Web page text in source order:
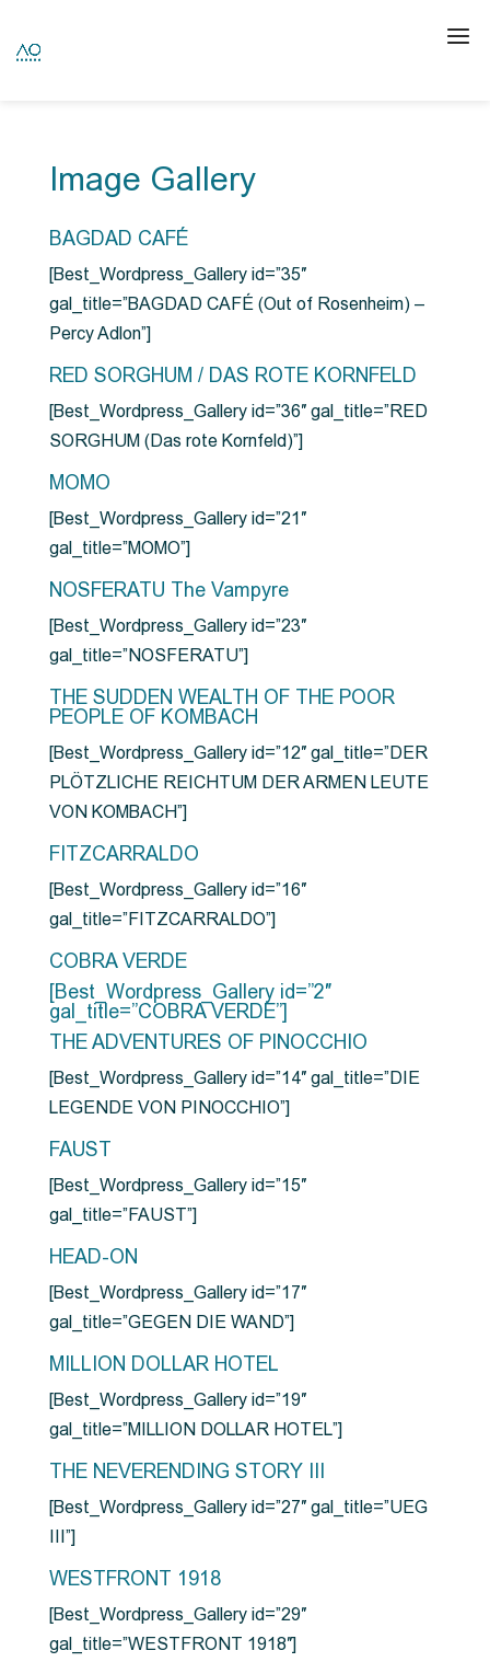
Image Gallery
BAGDAD CAFÉ
[Best_Wordpress_Gallery id=”35″
gal_title=”BAGDAD CAFÉ (Out of Rosenheim) –
Percy Adlon”]
RED SORGHUM / DAS ROTE KORNFELD
[Best_Wordpress_Gallery id=”36″ gal_title=”RED
SORGHUM (Das rote Kornfeld)”]
MOMO
[Best_Wordpress_Gallery id=”21″
gal_title=”MOMO”]
NOSFERATU The Vampyre
[Best_Wordpress_Gallery id=”23″
gal_title=”NOSFERATU”]
THE SUDDEN WEALTH OF THE POOR
PEOPLE OF KOMBACH
[Best_Wordpress_Gallery id=”12″ gal_title=”DER
PLÖTZLICHE REICHTUM DER ARMEN LEUTE
VON KOMBACH”]
FITZCARRALDO
[Best_Wordpress_Gallery id=”16″
gal_title=”FITZCARRALDO”]
COBRA VERDE
[Best_Wordpress_Gallery id=”2″
gal_title=”COBRA VERDE”]
THE ADVENTURES OF PINOCCHIO
[Best_Wordpress_Gallery id=”14″ gal_title=”DIE
LEGENDE VON PINOCCHIO”]
FAUST
[Best_Wordpress_Gallery id=”15″
gal_title=”FAUST”]
HEAD-ON
[Best_Wordpress_Gallery id=”17″
gal_title=”GEGEN DIE WAND”]
MILLION DOLLAR HOTEL
[Best_Wordpress_Gallery id=”19″
gal_title=”MILLION DOLLAR HOTEL”]
THE NEVERENDING STORY III
[Best_Wordpress_Gallery id=”27″ gal_title=”UEG
III”]
WESTFRONT 1918
[Best_Wordpress_Gallery id=”29″
gal_title=”WESTFRONT 1918″]